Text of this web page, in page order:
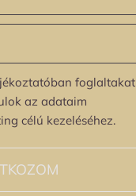
foglaltakat
az adataim
célú kezeléséhez.